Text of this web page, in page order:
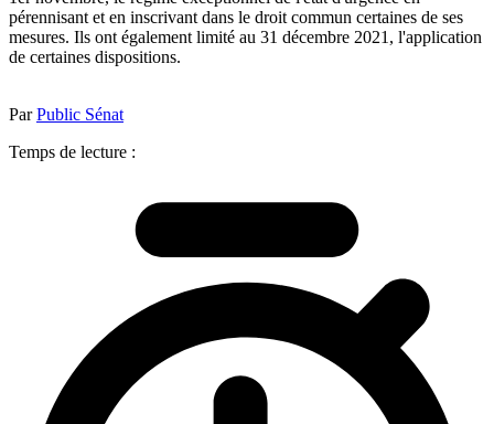
pérennisant et en inscrivant dans le droit commun certaines de ses
mesures. Ils ont également limité au 31 décembre 2021, l'application
de certaines dispositions.
ParPublic Sénat
Temps de lecture :